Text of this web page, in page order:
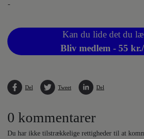
-
Kan du lide det du
Bliv medlem - 55
Del Tweet Del
0 kommentarer
Du har ikke tilstrækkelige rettigheder til at